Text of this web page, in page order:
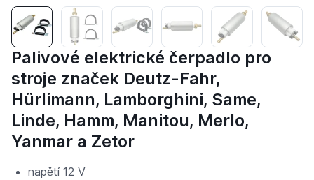
Palivové elektrické čerpadlo pro
stroje značek Deutz-Fahr,
Hürlimann, Lamborghini, Same,
Linde, Hamm, Manitou, Merlo,
Yanmar a Zetor
napětí 12 V